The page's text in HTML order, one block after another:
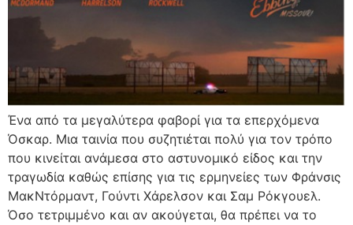
Ένα από τα μεγαλύτερα φαβορί για τα επερχόμενα
Όσκαρ. Μια ταινία που συζητιέται πολύ για τον τρόπο
που κινείται ανάμεσα στο αστυνομικό είδος και την
τραγωδία καθώς επίσης για τις ερμηνείες των Φράνσις
ΜακΝτόρμαντ, Γούντι Χάρελσον και Σαμ Ρόκγουελ.
Όσο τετριμμένο και αν ακούγεται, θα πρέπει να το